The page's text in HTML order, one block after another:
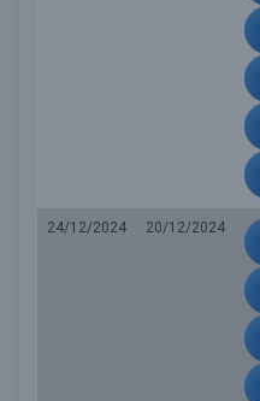
24/12/2024
20/12/2024